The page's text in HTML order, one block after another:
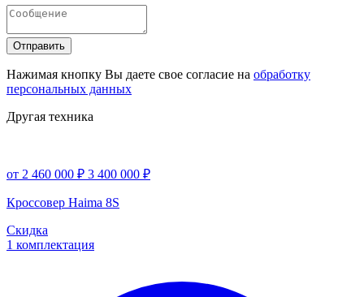
Отправить
Нажимая кнопку Вы даете свое согласие на обработку
персональных данных
Другая техника
от 2 460 000 ₽ 3 400 000 ₽
Кроссовер Haima 8S
Скидка
1 комплектация